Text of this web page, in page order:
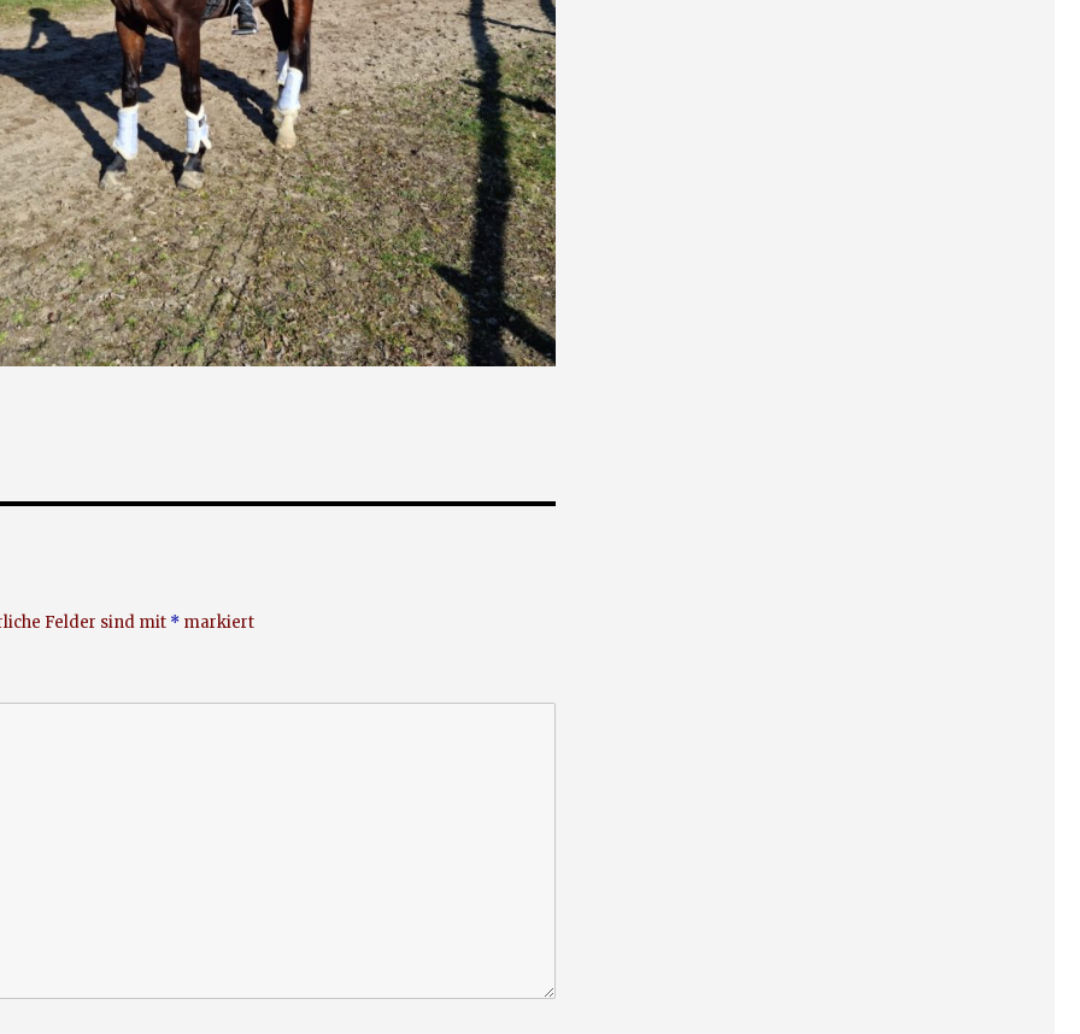
Felder sind mit * markiert